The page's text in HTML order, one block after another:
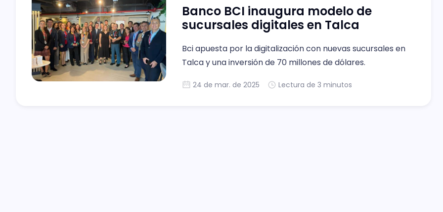
Banco BCI inaugura modelo de
sucursales digitales en Talca
Bci apuesta por la digitalización con nuevas sucursales en
Talca y una inversión de 70 millones de dólares.
24 de mar. de 2025 Lectura de 3 minutos